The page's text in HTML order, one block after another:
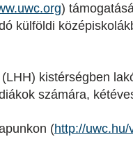
)
külföldi
kistérségben
számára,
(http://uwc.hu/